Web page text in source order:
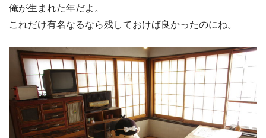
俺が生まれた年だよ。
これだけ有名なるなら残しておけば良かったのにね。